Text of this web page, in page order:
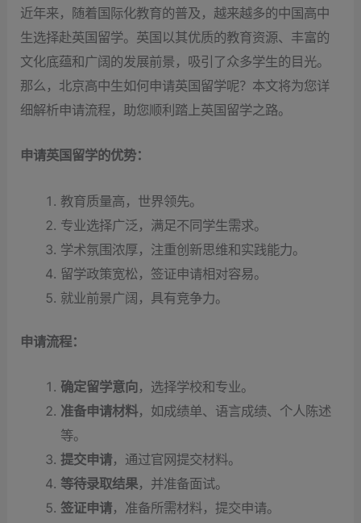
近年来，随着国际化教育的普及，越来越多的中国高中
生选择赴英国留学。英国以其优质的教育资源、丰富的
文化底蕴和广阔的发展前景，吸引了众多学生的目光。
那么，北京高中生如何申请英国留学呢？本文将为您详
细解析申请流程，助您顺利踏上英国留学之路。
申请英国留学的优势：
教育质量高，世界领先。
专业选择广泛，满足不同学生需求。
学术氛围浓厚，注重创新思维和实践能力。
留学政策宽松，签证申请相对容易。
就业前景广阔，具有竞争力。
申请流程：
确定留学意向，选择学校和专业。
准备申请材料，如成绩单、语言成绩、个人陈述
等。
提交申请，通过官网提交材料。
等待录取结果，并准备面试。
签证申请，准备所需材料，提交申请。